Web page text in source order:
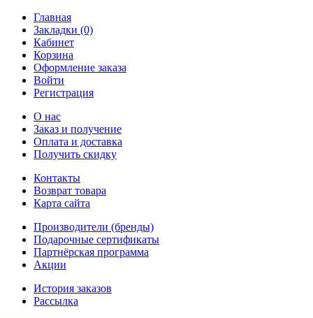
Главная
Закладки (0)
Кабинет
Корзина
Оформление заказа
Войти
Регистрация
О нас
Заказ и получение
Оплата и доставка
Получить скидку
Контакты
Возврат товара
Карта сайта
Производители (бренды)
Подарочные сертификаты
Партнёрская программа
Акции
История заказов
Рассылка